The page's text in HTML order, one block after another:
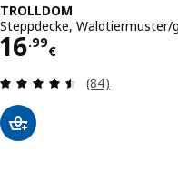
TROLLDOM
Steppdecke, Waldtiermuster/
16.99
€
Preis 16.99€
(84)